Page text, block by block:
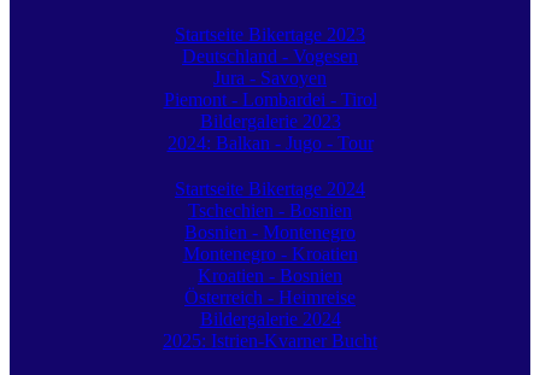
Startseite Bikertage 2023
Deutschland - Vogesen
Jura - Savoyen
Piemont - Lombardei - Tirol
Bildergalerie 2023
2024: Balkan - Jugo - Tour
Startseite Bikertage 2024
Tschechien - Bosnien
Bosnien - Montenegro
Montenegro - Kroatien
Kroatien - Bosnien
Österreich - Heimreise
Bildergalerie 2024
2025: Istrien-Kvarner Bucht